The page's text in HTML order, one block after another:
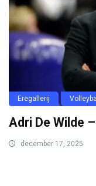
Eregallerij Volleybal
Adri De Wilde
december 17, 2025